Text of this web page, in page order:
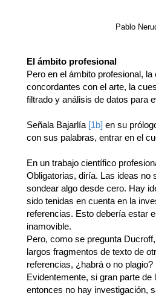
Pablo
El ámbito profesional
Pero en el ámbito profesional,
concordantes con el arte, la
filtrado y análisis de datos para
Señala Bajarlía [1b] en su
con sus palabras, entrar en el
En un trabajo científico
Obligatorias, diría. Las ideas no
sondear algo desde cero. Hay
sido tenidas en cuenta en la
referencias. Esto debería estar
inamovible.
Pero, como se pregunta
largos fragmentos de texto de
referencias, ¿habrá o no plagio?
Evidentemente, si gran parte
entonces no hay investigación,